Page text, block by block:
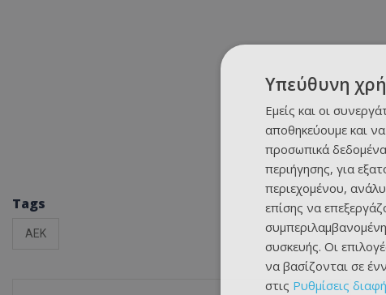
Tags
ΑΕΚ
Υπεύθυνη
Εμείς και οι
αποθηκεύουμε και
προσωπικά
περιήγησης, για
περιεχομένου,
επίσης να
συσκευής. Οι
να βασίζονται σε
στις Ρυθμίσεις